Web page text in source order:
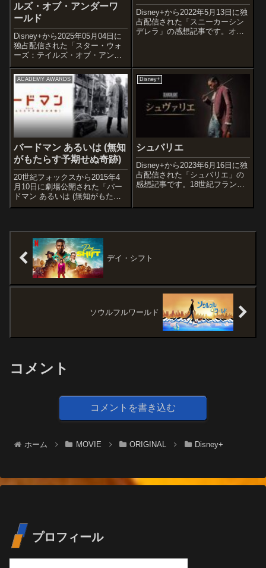
ルズ・オブ・アンダーワ
ールド
Disney+から2025年05月04日に
独占配信された「スター・ウォ
ーズ：テイルズ・オブ・アンダ
ーワールド」の感想記事です。
「テイルズ・オブ・ジェダイ」
(2022)、「テイルズ・オブ・エ
ンパイア」(2024)に続く短編ア
ニメシリーズ第3弾...
Disney+から2022年5月13日に独
占配信された「スニーカーシン
デレラ」の感想記事です。オス
ともに、その才能を隠しなが
ら、ストックボーイとして雑用
ACADEMY AWARDS
バードマン あるいは (無知
がもたらす予期せぬ奇跡)
20世紀フォックスから2015年4
月10日に劇場公開された「バー
ドマン あるいは (無知がもたら
す予期せぬ奇跡)」の感想記事で
され、作品賞、監督賞を含む4部
門を受賞した作品です。オ...
Disney+
シュバリエ
Disney+から2023年6月16日に独
占配信された「シュバリエ」の
感想記事です。18世紀フランス
ド・サン＝ジョルジュの波乱万
デイ・シフト
ソウルフルワールド
コメント
コメントを書き込む
ホーム MOVIE ORIGINAL Disney+
プロフィール